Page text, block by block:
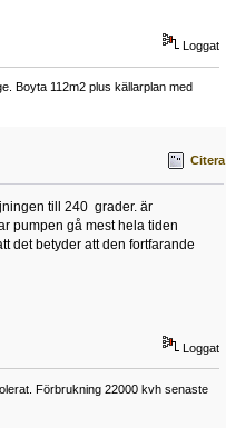
Loggat
Boyta 112m2 plus källarplan med
Citera
till 240 grader. är
pumpen gå mest hela tiden
det betyder att den fortfarande
Loggat
Förbrukning 22000 kvh senaste